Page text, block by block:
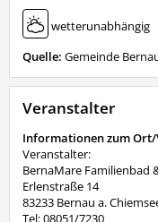
wetterunabhängig
Quelle: Gemeinde
Veranstalter
Informationen zum
Veranstalter:
BernaMare Familienbad
Erlenstraße 14
83233 Bernau a.
Tel: 08051/7230